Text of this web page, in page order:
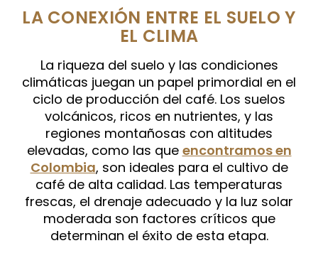
LA CONEXIÓN ENTRE EL SUELO Y
EL CLIMA
La riqueza del suelo y las condiciones
climáticas juegan un papel primordial en el
ciclo de producción del café. Los suelos
volcánicos, ricos en nutrientes, y las
regiones montañosas con altitudes
elevadas, como las que encontramos en
Colombia, son ideales para el cultivo de
café de alta calidad. Las temperaturas
frescas, el drenaje adecuado y la luz solar
moderada son factores críticos que
determinan el éxito de esta etapa.